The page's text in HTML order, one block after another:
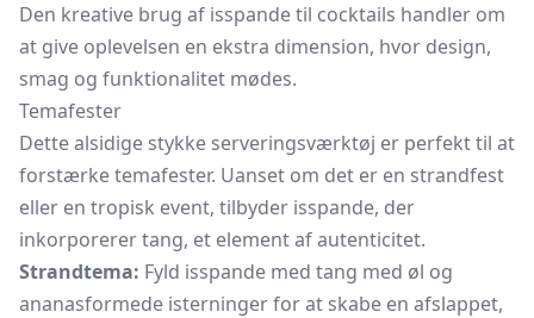
Den kreative brug af isspande til cocktails handler om
at give oplevelsen en ekstra dimension, hvor design,
smag og funktionalitet mødes.
Temafester
Dette alsidige stykke serveringsværktøj er perfekt til at
forstærke temafester. Uanset om det er en strandfest
eller en tropisk event, tilbyder isspande, der
inkorporerer tang, et element af autenticitet.
Strandtema: Fyld isspande med tang med øl og
ananasformede isterninger for at skabe en afslappet,